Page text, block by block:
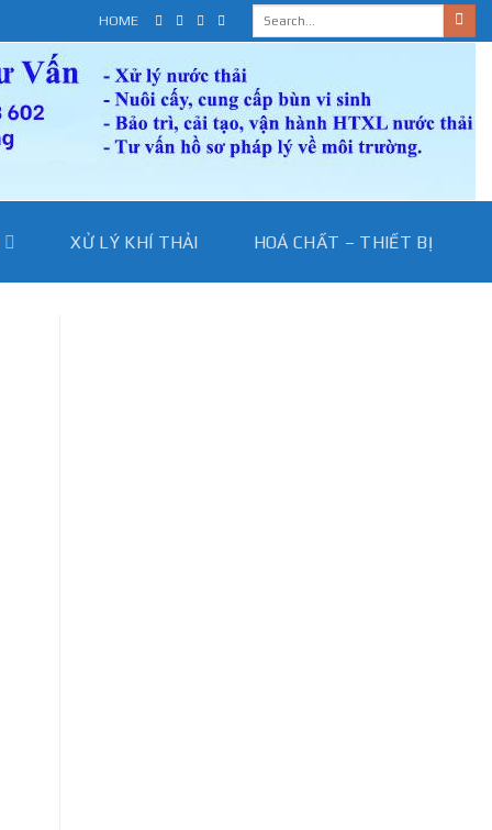
HOME
XỬ LÝ KHÍ THẢI HOÁ CHẤT – THIẾT BỊ